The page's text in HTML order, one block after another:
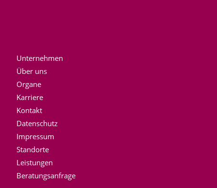
Unternehmen
Über uns
Organe
Karriere
Kontakt
Datenschutz
Impressum
Standorte
Leistungen
Beratungsanfrage